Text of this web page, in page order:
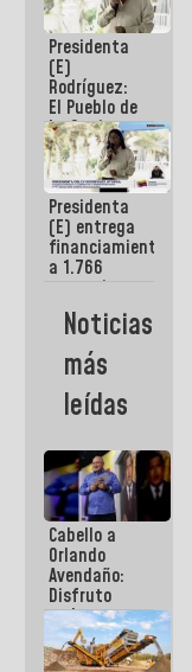
de Escuela
Militar de
Mamo en La
Guaira
Presidenta
(E)
Rodríguez:
El Pueblo de
La Guaira
siempre
estará
acompañada
por el
Gobierno
Nacional
Presidenta
(E) entrega
financiamientos
a 1.766
comerciantes
emprendedores
afectados
por
terremotos
Noticias
más
leídas
Cabello a
Orlando
Avendaño:
Disfruto
cada vez
que escribes
porque lo